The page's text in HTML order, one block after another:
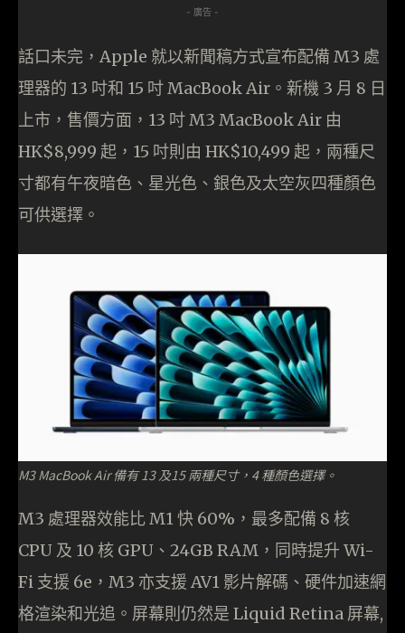
- 廣告 -
話口未完，Apple 就以新聞稿方式宣布配備 M3 處
理器的 13 吋和 15 吋 MacBook Air。新機 3 月 8 日
上市，售價方面，13 吋 M3 MacBook Air 由
HK$8,999 起，15 吋則由 HK$10,499 起，兩種尺
寸都有午夜暗色、星光色、銀色及太空灰四種顏色
可供選擇。
M3 MacBook Air 備有 13 及15 兩種尺寸，4 種顏色選擇。
M3 處理器效能比 M1 快 60%，最多配備 8 核
CPU 及 10 核 GPU、24GB RAM，同時提升 Wi-
Fi 支援 6e，M3 亦支援 AV1 影片解碼、硬件加速網
格渲染和光追。屏幕則仍然是 Liquid Retina 屏幕,